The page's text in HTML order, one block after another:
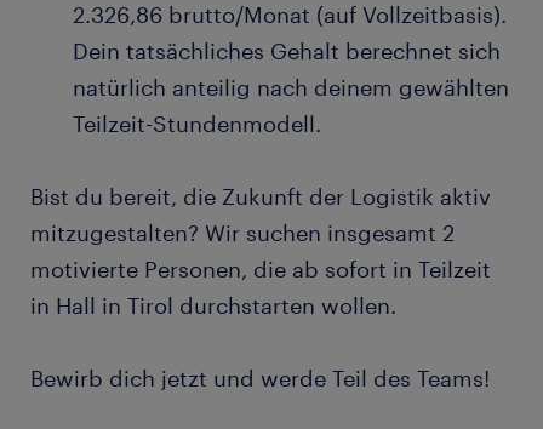
2.326,86 brutto/Monat (auf Vollzeitbasis).
Dein tatsächliches Gehalt berechnet sich
natürlich anteilig nach deinem gewählten
Teilzeit-Stundenmodell.
Bist du bereit, die Zukunft der Logistik aktiv
mitzugestalten? Wir suchen insgesamt 2
motivierte Personen, die ab sofort in Teilzeit
in Hall in Tirol durchstarten wollen.
Bewirb dich jetzt und werde Teil des Teams!